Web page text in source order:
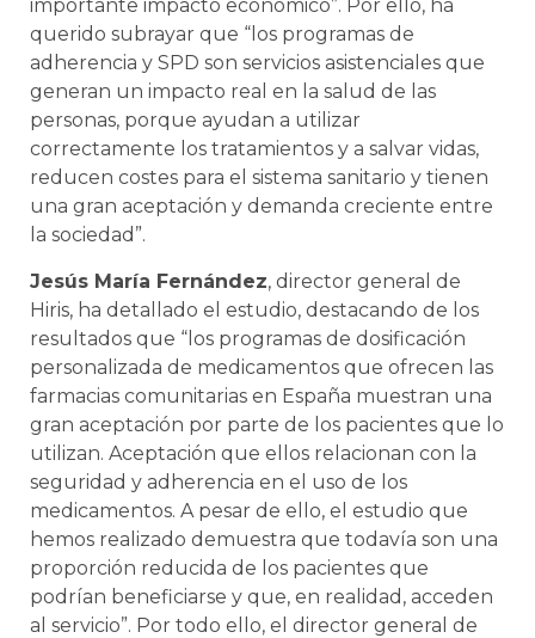
importante impacto económico”. Por ello, ha
querido subrayar que “los programas de
adherencia y SPD son servicios asistenciales que
generan un impacto real en la salud de las
personas, porque ayudan a utilizar
correctamente los tratamientos y a salvar vidas,
reducen costes para el sistema sanitario y tienen
una gran aceptación y demanda creciente entre
la sociedad”.
Jesús María Fernández, director general de
Hiris, ha detallado el estudio, destacando de los
resultados que “los programas de dosificación
personalizada de medicamentos que ofrecen las
farmacias comunitarias en España muestran una
gran aceptación por parte de los pacientes que lo
utilizan. Aceptación que ellos relacionan con la
seguridad y adherencia en el uso de los
medicamentos. A pesar de ello, el estudio que
hemos realizado demuestra que todavía son una
proporción reducida de los pacientes que
podrían beneficiarse y que, en realidad, acceden
al servicio”. Por todo ello, el director general de